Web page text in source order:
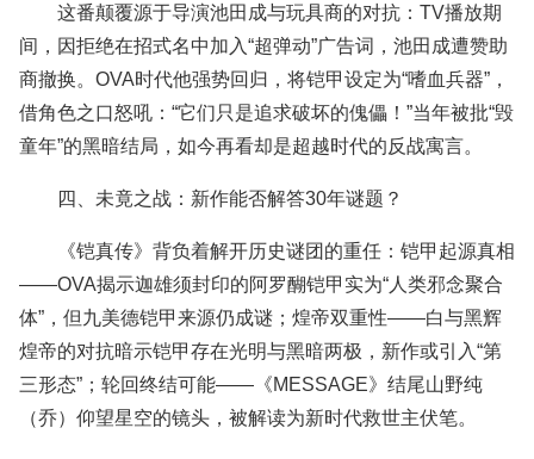
这番颠覆源于导演池田成与玩具商的对抗：TV播放期
间，因拒绝在招式名中加入“超弹动”广告词，池田成遭赞助
商撤换。OVA时代他强势回归，将铠甲设定为“嗜血兵器”，
借角色之口怒吼：“它们只是追求破坏的傀儡！”当年被批“毁
童年”的黑暗结局，如今再看却是超越时代的反战寓言。
四、未竟之战：新作能否解答30年谜题？
《铠真传》背负着解开历史谜团的重任：铠甲起源真相
——OVA揭示迦雄须封印的阿罗醐铠甲实为“人类邪念聚合
体”，但九美德铠甲来源仍成谜；煌帝双重性——白与黑辉
煌帝的对抗暗示铠甲存在光明与黑暗两极，新作或引入“第
三形态”；轮回终结可能——《MESSAGE》结尾山野纯
（乔）仰望星空的镜头，被解读为新时代救世主伏笔。